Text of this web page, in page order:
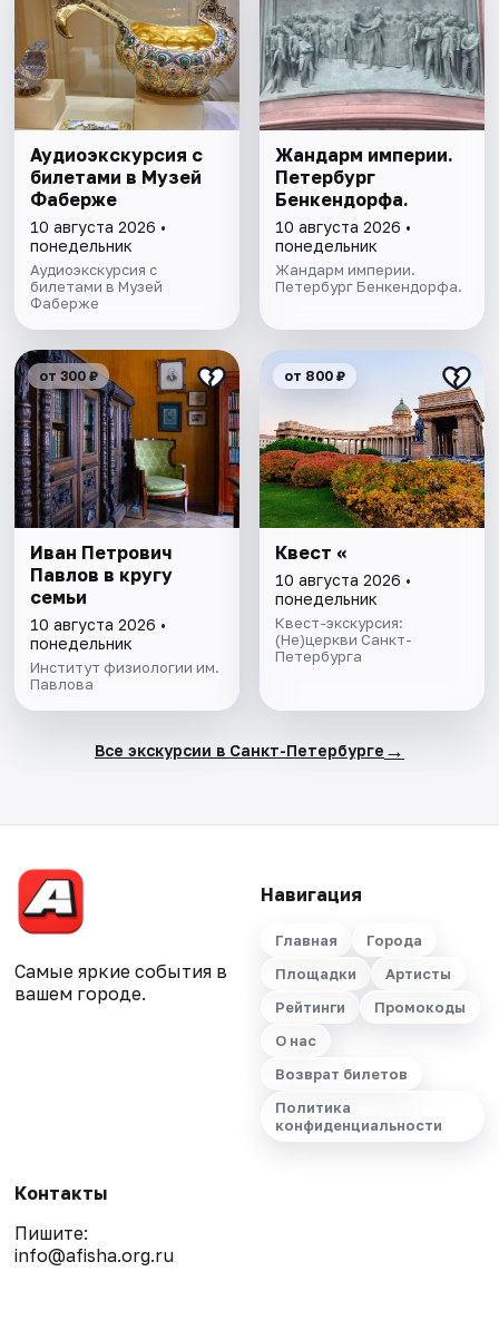
Аудиоэкскурсия с
билетами в Музей
Фаберже
10 августа 2026 •
понедельник
Аудиоэкскурсия с
билетами в Музей
Фаберже
Жандарм империи.
Петербург
Бенкендорфа.
10 августа 2026 •
понедельник
Жандарм империи.
Петербург Бенкендорфа.
от 300 ₽
Иван Петрович
Павлов в кругу
семьи
10 августа 2026 •
понедельник
Институт физиологии им.
Павлова
от 800 ₽
Квест «
10 августа 2026 •
понедельник
Квест-экскурсия:
(Не)церкви Санкт-
Петербурга
Все экскурсии в Санкт-Петербурге →
Самые яркие события в
вашем городе.
Навигация
Главная
Города
Площадки
Артисты
Рейтинги
Промокоды
О нас
Возврат билетов
Политика
конфиденциальности
Контакты
Пишите:
info@afisha.org.ru